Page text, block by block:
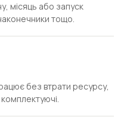
місяць або запуск
тощо.
без втрати ресурсу,